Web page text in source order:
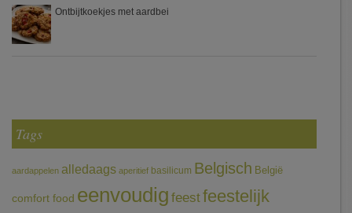
Ontbijtkoekjes met aardbei
Tags
aardappelen alledaags aperitief basilicum Belgisch België
comfort food eenvoudig feestfeestelijk